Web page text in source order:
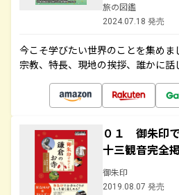
旅の図鑑
2024.07.18 発売
今こそ学びたい世界のことを集めま
宗教、特長、現地の挨拶、誰かに話
０１ 御朱印
十三観音完全
御朱印
2019.08.07 発売